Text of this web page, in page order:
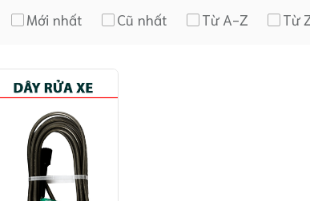
Mới nhất Cũ nhất Từ A-Z Từ